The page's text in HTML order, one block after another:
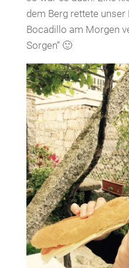
dem Berg rettete unser
Bocadillo am Morgen
Sorgen“ 🙂